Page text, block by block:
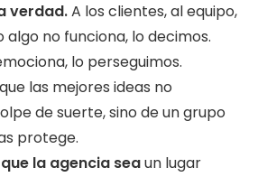
verdad.A los clientes, al equipo,
algo no funciona, lo decimos.
lo perseguimos.
las mejores ideas no
de suerte, sino de un grupo
protege.
la agencia seaun lugar